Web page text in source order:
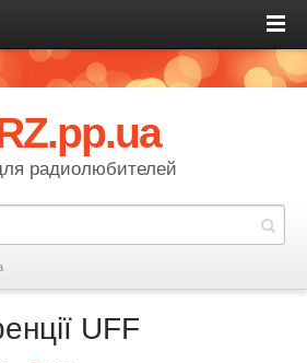
радиолюбителей
UFF